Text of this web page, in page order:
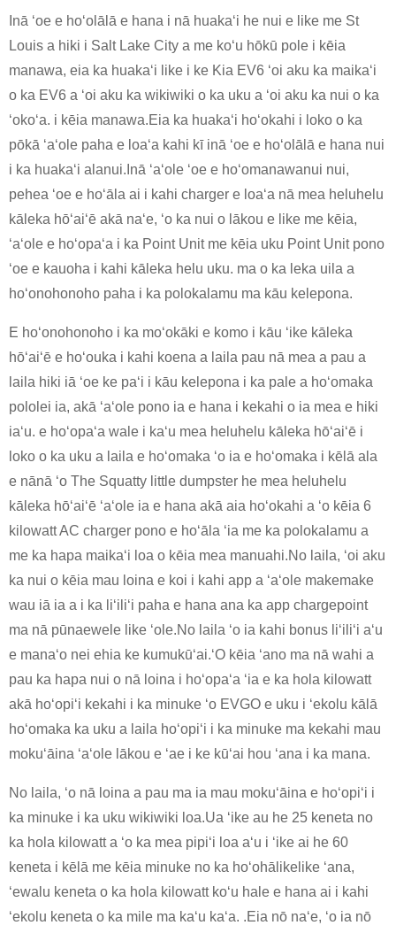
Inā ʻoe e hoʻolālā e hana i nā huakaʻi he nui e like me St
Louis a hiki i Salt Lake City a me koʻu hōkū pole i kēia
manawa, eia ka huakaʻi like i ke Kia EV6 ʻoi aku ka maikaʻi
o ka EV6 a ʻoi aku ka wikiwiki o ka uku a ʻoi aku ka nui o ka
ʻokoʻa. i kēia manawa.Eia ka huakaʻi hoʻokahi i loko o ka
pōkā ʻaʻole paha e loaʻa kahi kī inā ʻoe e hoʻolālā e hana nui
i ka huakaʻi alanui.Inā ʻaʻole ʻoe e hoʻomanawanui nui,
pehea ʻoe e hoʻāla ai i kahi charger e loaʻa nā mea heluhelu
kāleka hōʻaiʻē akā naʻe, ʻo ka nui o lākou e like me kēia,
ʻaʻole e hoʻopaʻa i ka Point Unit me kēia uku Point Unit pono
ʻoe e kauoha i kahi kāleka helu uku. ma o ka leka uila a
hoʻonohonoho paha i ka polokalamu ma kāu kelepona.
E hoʻonohonoho i ka moʻokāki e komo i kāu ʻike kāleka
hōʻaiʻē e hoʻouka i kahi koena a laila pau nā mea a pau a
laila hiki iā ʻoe ke paʻi i kāu kelepona i ka pale a hoʻomaka
pololei ia, akā ʻaʻole pono ia e hana i kekahi o ia mea e hiki
iaʻu. e hoʻopaʻa wale i kaʻu mea heluhelu kāleka hōʻaiʻē i
loko o ka uku a laila e hoʻomaka ʻo ia e hoʻomaka i kēlā ala
e nānā ʻo The Squatty little dumpster he mea heluhelu
kāleka hōʻaiʻē ʻaʻole ia e hana akā aia hoʻokahi a ʻo kēia 6
kilowatt AC charger pono e hoʻāla ʻia me ka polokalamu a
me ka hapa maikaʻi loa o kēia mea manuahi.No laila, ʻoi aku
ka nui o kēia mau loina e koi i kahi app a ʻaʻole makemake
wau iā ia a i ka liʻiliʻi paha e hana ana ka app chargepoint
ma nā pūnaewele like ʻole.No laila ʻo ia kahi bonus liʻiliʻi aʻu
e manaʻo nei ehia ke kumukūʻai.ʻO kēia ʻano ma nā wahi a
pau ka hapa nui o nā loina i hoʻopaʻa ʻia e ka hola kilowatt
akā hoʻopiʻi kekahi i ka minuke ʻo EVGO e uku i ʻekolu kālā
hoʻomaka ka uku a laila hoʻopiʻi i ka minuke ma kekahi mau
mokuʻāina ʻaʻole lākou e ʻae i ke kūʻai hou ʻana i ka mana.
No laila, ʻo nā loina a pau ma ia mau mokuʻāina e hoʻopiʻi i
ka minuke i ka uku wikiwiki loa.Ua ʻike au he 25 keneta no
ka hola kilowatt a ʻo ka mea pipiʻi loa aʻu i ʻike ai he 60
keneta i kēlā me kēia minuke no ka hoʻohālikelike ʻana,
ʻewalu keneta o ka hola kilowatt koʻu hale e hana ai i kahi
ʻekolu keneta o ka mile ma kaʻu kaʻa. .Eia nō naʻe, ʻo ia nō